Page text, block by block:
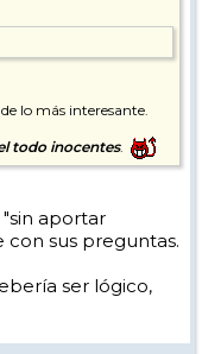
lo más interesante.
todo inocentes.
aportar
sus preguntas.
ser lógico,